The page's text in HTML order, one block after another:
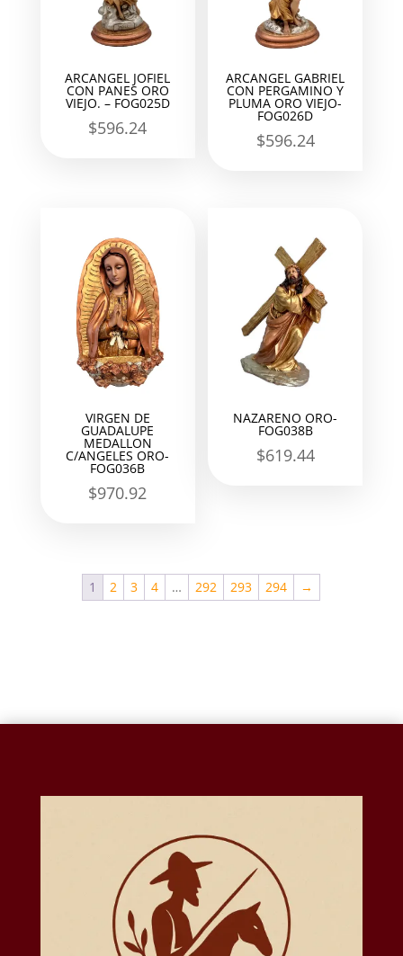
ARCANGEL JOFIEL
CON PANES ORO
VIEJO. – FOG025D
$596.24
ARCANGEL GABRIEL
CON PERGAMINO Y
PLUMA ORO VIEJO-
FOG026D
$596.24
VIRGEN DE
GUADALUPE
MEDALLON
C/ANGELES ORO-
FOG036B
$970.92
NAZARENO ORO-
FOG038B
$619.44
1 2 3 4 … 292 293 294 →